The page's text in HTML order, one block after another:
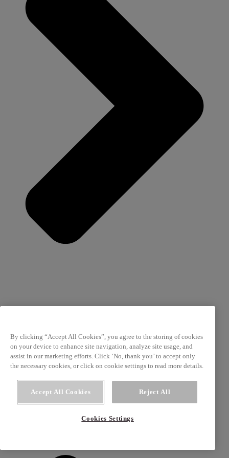
Procater
By clicking “Accept All Cookies”, you agree to the storing of cookies
on your device to enhance site navigation, analyze site usage, and
assist in our marketing efforts. Click ‘No, thank you’ to accept only
the necessary cookies, or click on cookie settings to read more details.
Accept All Cookies Reject All
Cookies Settings